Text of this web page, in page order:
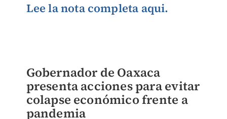
Lee la nota completa aqui.
Gobernador de Oaxaca
presenta acciones para evitar
colapse económico frente a
pandemia